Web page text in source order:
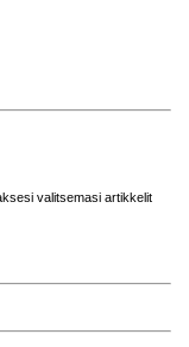
valitsemasi artikkelit